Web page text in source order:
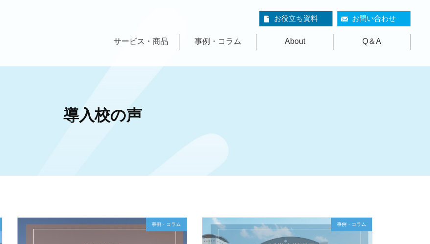
サービス・商品 事例・コラム About Q＆A
お役立ち資料 お問い合わせ
導入校の声
事例・コラム 事例・コラム